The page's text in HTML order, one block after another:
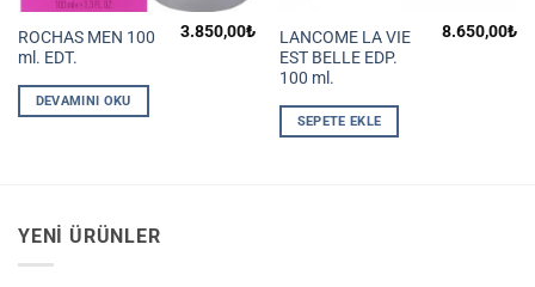
ROCHAS MEN 100
ml. EDT.
3.850,00₺
DEVAMINI OKU
LANCOME LA VIE
EST BELLE EDP.
100 ml.
8.650,00₺
SEPETE EKLE
YENI ÜRÜNLER